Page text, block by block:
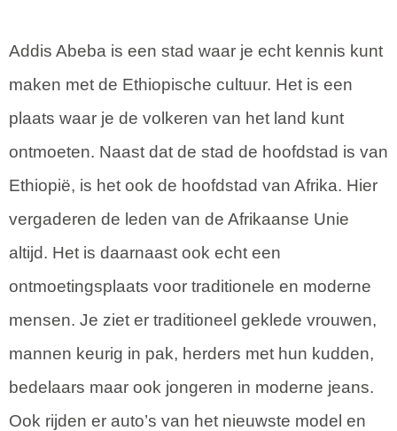
Addis Abeba is een stad waar je echt kennis kunt
maken met de Ethiopische cultuur. Het is een
plaats waar je de volkeren van het land kunt
ontmoeten. Naast dat de stad de hoofdstad is van
Ethiopië, is het ook de hoofdstad van Afrika. Hier
vergaderen de leden van de Afrikaanse Unie
altijd. Het is daarnaast ook echt een
ontmoetingsplaats voor traditionele en moderne
mensen. Je ziet er traditioneel geklede vrouwen,
mannen keurig in pak, herders met hun kudden,
bedelaars maar ook jongeren in moderne jeans.
Ook rijden er auto’s van het nieuwste model en